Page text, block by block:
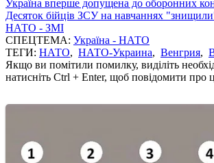
Україна вперше допущена до оборонних
Десяток бійців ЗСУ на навчаннях
НАТО - ЗМІ
СПЕЦТЕМА: Україна - НАТО
ТЕГИ: НАТО, НАТО-Украина, Венгрия,
Якщо ви помітили помилку, виділіть
натисніть Ctrl + Enter, щоб повідомити про